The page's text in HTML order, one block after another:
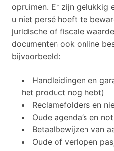
opruimen. Er zijn gelukkig
u niet persé hoeft te
juridische of fiscale
documenten ook online
bijvoorbeeld:
Handleidingen en
het product nog hebt)
Reclamefolders en
Oude agenda’s en
Betaalbewijzen van
Oude of verlopen